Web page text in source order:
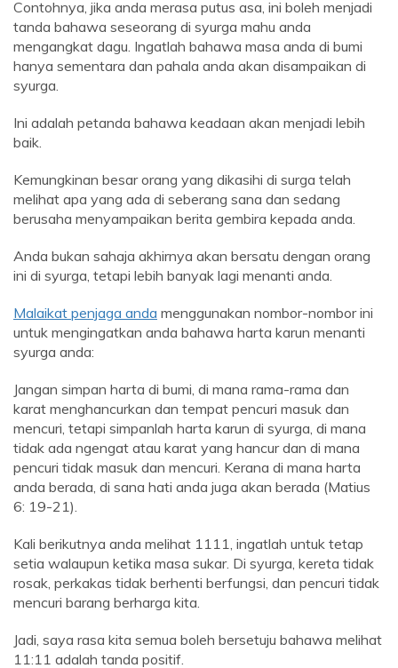
Contohnya, jika anda merasa putus asa, ini boleh menjadi
tanda bahawa seseorang di syurga mahu anda
mengangkat dagu. Ingatlah bahawa masa anda di bumi
hanya sementara dan pahala anda akan disampaikan di
syurga.
Ini adalah petanda bahawa keadaan akan menjadi lebih
baik.
Kemungkinan besar orang yang dikasihi di surga telah
melihat apa yang ada di seberang sana dan sedang
berusaha menyampaikan berita gembira kepada anda.
Anda bukan sahaja akhirnya akan bersatu dengan orang
ini di syurga, tetapi lebih banyak lagi menanti anda.
Malaikat penjaga anda menggunakan nombor-nombor ini
untuk mengingatkan anda bahawa harta karun menanti
syurga anda:
Jangan simpan harta di bumi, di mana rama-rama dan
karat menghancurkan dan tempat pencuri masuk dan
mencuri, tetapi simpanlah harta karun di syurga, di mana
tidak ada ngengat atau karat yang hancur dan di mana
pencuri tidak masuk dan mencuri. Kerana di mana harta
anda berada, di sana hati anda juga akan berada (Matius
6: 19-21).
Kali berikutnya anda melihat 1111, ingatlah untuk tetap
setia walaupun ketika masa sukar. Di syurga, kereta tidak
rosak, perkakas tidak berhenti berfungsi, dan pencuri tidak
mencuri barang berharga kita.
Jadi, saya rasa kita semua boleh bersetuju bahawa melihat
11:11 adalah tanda positif.